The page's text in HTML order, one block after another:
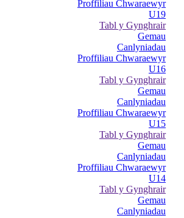
Proffiliau Chwaraewyr
U19
Tabl y Gynghrair
Gemau
Canlyniadau
Proffiliau Chwaraewyr
U16
Tabl y Gynghrair
Gemau
Canlyniadau
Proffiliau Chwaraewyr
U15
Tabl y Gynghrair
Gemau
Canlyniadau
Proffiliau Chwaraewyr
U14
Tabl y Gynghrair
Gemau
Canlyniadau